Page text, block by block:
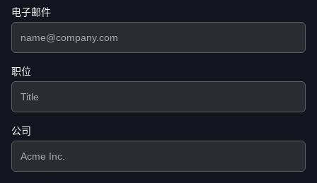
电子邮件
职位
公司